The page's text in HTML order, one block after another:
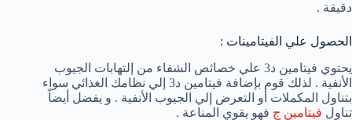
دقيقة .
الحصول علي الفيتامينات :
يحتوي فيتامين د3 علي خصائص الشفاء من إلتهابات الجيوب
الأنفية . لذلك قوم بإضافة فيتامين د3 إلي نظامك الغذائي سواء
بتناول المكملات أو التعرض إلي الجيوب الأنفية . و يفضل أيضاً
تناول فيتامين ج فهو يقوي المناعة .